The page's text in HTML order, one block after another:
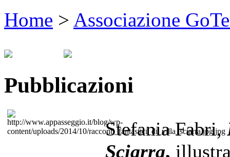
Home > Associazione
Pubblicazioni
Stefania Fabri,
Sciarra,